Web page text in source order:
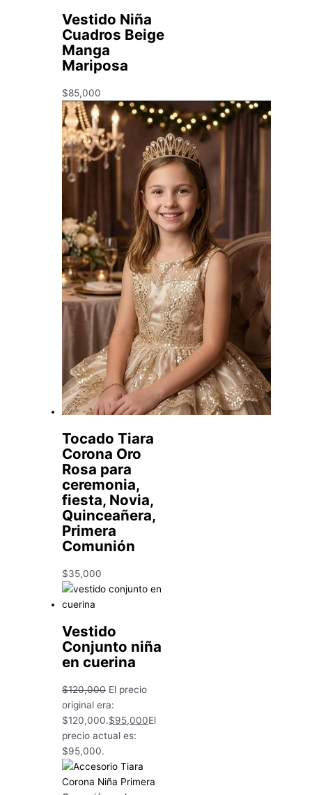
Vestido Niña
Cuadros Beige
Manga
Mariposa
$85,000
Tocado Tiara
Corona Oro
Rosa para
ceremonia,
fiesta, Novia,
Quinceañera,
Primera
Comunión
$35,000
Vestido
Conjunto niña
en cuerina
$120,000 El precio
original era:
$120,000.$95,000El
precio actual es:
$95,000.